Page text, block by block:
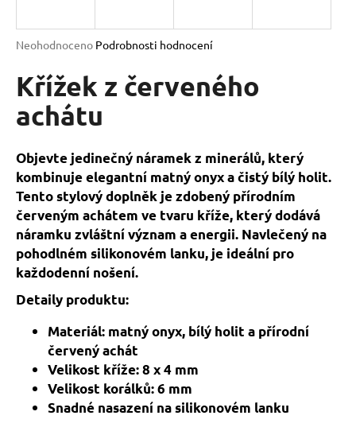
Průměrné
produktu
je
z
hvězdiček.
Neohodnoceno Podrobnosti hodnocení
Křížek z červeného
achátu
Objevte jedinečný náramek z minerálů, který
kombinuje elegantní matný onyx a čistý bílý holit.
Tento stylový doplněk je zdobený přírodním
červeným achátem ve tvaru kříže, který dodává
náramku zvláštní význam a energii. Navlečený na
pohodlném silikonovém lanku, je ideální pro
každodenní nošení.
Detaily produktu:
Materiál: matný onyx, bílý holit a přírodní
červený achát
Velikost kříže: 8 x 4 mm
Velikost korálků: 6 mm
Snadné nasazení na silikonovém lanku
j
t
?
HLEDAT
D
o
o